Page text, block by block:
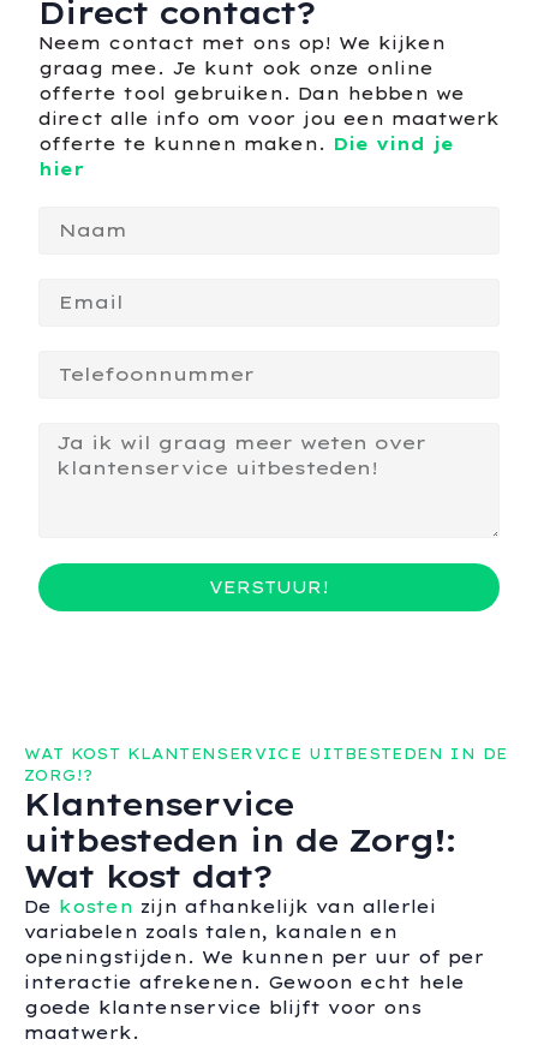
Direct contact?
Neem contact met ons op! We kijken
graag mee. Je kunt ook onze online
offerte tool gebruiken. Dan hebben we
direct alle info om voor jou een maatwerk
offerte te kunnen maken. Die vind je
hier
VERSTUUR!
WAT KOST KLANTENSERVICE UITBESTEDEN IN DE
ZORG!?
Klantenservice
uitbesteden in de Zorg!:
Wat kost dat?
De kosten zijn afhankelijk van allerlei
variabelen zoals talen, kanalen en
openingstijden. We kunnen per uur of per
interactie afrekenen. Gewoon echt hele
goede klantenservice blijft voor ons
maatwerk.